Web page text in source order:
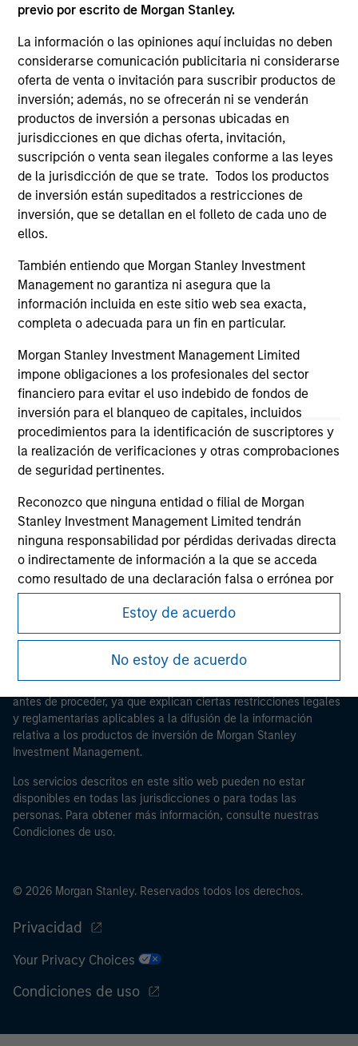
previo por escrito de Morgan Stanley.
La información o las opiniones aquí incluidas no deben
considerarse comunicación publicitaria ni considerarse
oferta de venta o invitación para suscribir productos de
inversión; además, no se ofrecerán ni se venderán
productos de inversión a personas ubicadas en
jurisdicciones en que dichas oferta, invitación,
suscripción o venta sean ilegales conforme a las leyes
de la jurisdicción de que se trate. Todos los productos
de inversión están supeditados a restricciones de
inversión, que se detallan en el folleto de cada uno de
ellos.
También entiendo que Morgan Stanley Investment
Management no garantiza ni asegura que la
información incluida en este sitio web sea exacta,
completa o adecuada para un fin en particular.
Morgan Stanley Investment Management Limited
impone obligaciones a los profesionales del sector
financiero para evitar el uso indebido de fondos de
inversión para el blanqueo de capitales, incluidos
procedimientos para la identificación de suscriptores y
la realización de verificaciones y otras comprobaciones
de seguridad pertinentes.
Reconozco que ninguna entidad o filial de Morgan
Stanley Investment Management Limited tendrán
ninguna responsabilidad por pérdidas derivadas directa
o indirectamente de información a la que se acceda
como resultado de una declaración falsa o errónea por
mi parte. Al aceptar estas declaraciones, también
confirmo que estoy de acuerdo con las
que he leído y comprendo. Si las declaraciones
anteriores son correctas, haga clic seguidamente en
haga clic en “No estoy de acuerdo” para volver a la
página principal.
*Inversor profesionalse refiere (según la interpretación
2014/65/UE (“MiFID”)) a: (a) entidades de crédito,
empresas de servicios de inversión, otras entidades
financieras autorizadas o reguladas, compañías de
sociedades de gestión, operadores en materias primas
institucionales, en cada caso que deban estar
financieros; (b) grandes empresas que, a escala
individual, cumplan dos de los siguientes requisitos de
tamaño de la empresa: (i) total del balance: 20.000.000
(iii) fondos propios: 2.000.000 EUR, que intervengan por
Estoy de acuerdo
No estoy de acuerdo
As of July 25, 2025. The above is provided for informational
and educational purposes only. There is no guarantee that
the investment mentioned resulted in positive performance
(for realized holdings), or will perform well in the future (for
current holdings). The trademarks and service marks above
are the property of their respective owners. The information
on this website has not been authorized, sponsored, or
otherwise approved by such owners. By clicking on any
links shown here, you agree that you are navigating to a
third party site. We are providing these hyperlinks to you
only as a convenience and the inclusion of any hyperlink is
not and does not imply any endorsement, approval,
investigation, verification or monitoring by us of any
shall we be responsible for the information contained on
the site or your use of such site.
Morgan Stanley
Morgan Stanley Careers
Esta es una comunicación con fines comerciales.
Es importante que los usuarios lean las Condiciones de uso
antes de proceder, ya que explican ciertas restricciones legales
y reglamentarias aplicables a la difusión de la información
relativa a los productos de inversión de Morgan Stanley
Investment Management.
Los servicios descritos en este sitio web pueden no estar
disponibles en todas las jurisdicciones o para todas las
personas. Para obtener más información, consulte nuestras
Condiciones de uso.
© 2026 Morgan Stanley. Reservados todos los derechos.
Privacidad
Your Privacy Choices
Condiciones de uso